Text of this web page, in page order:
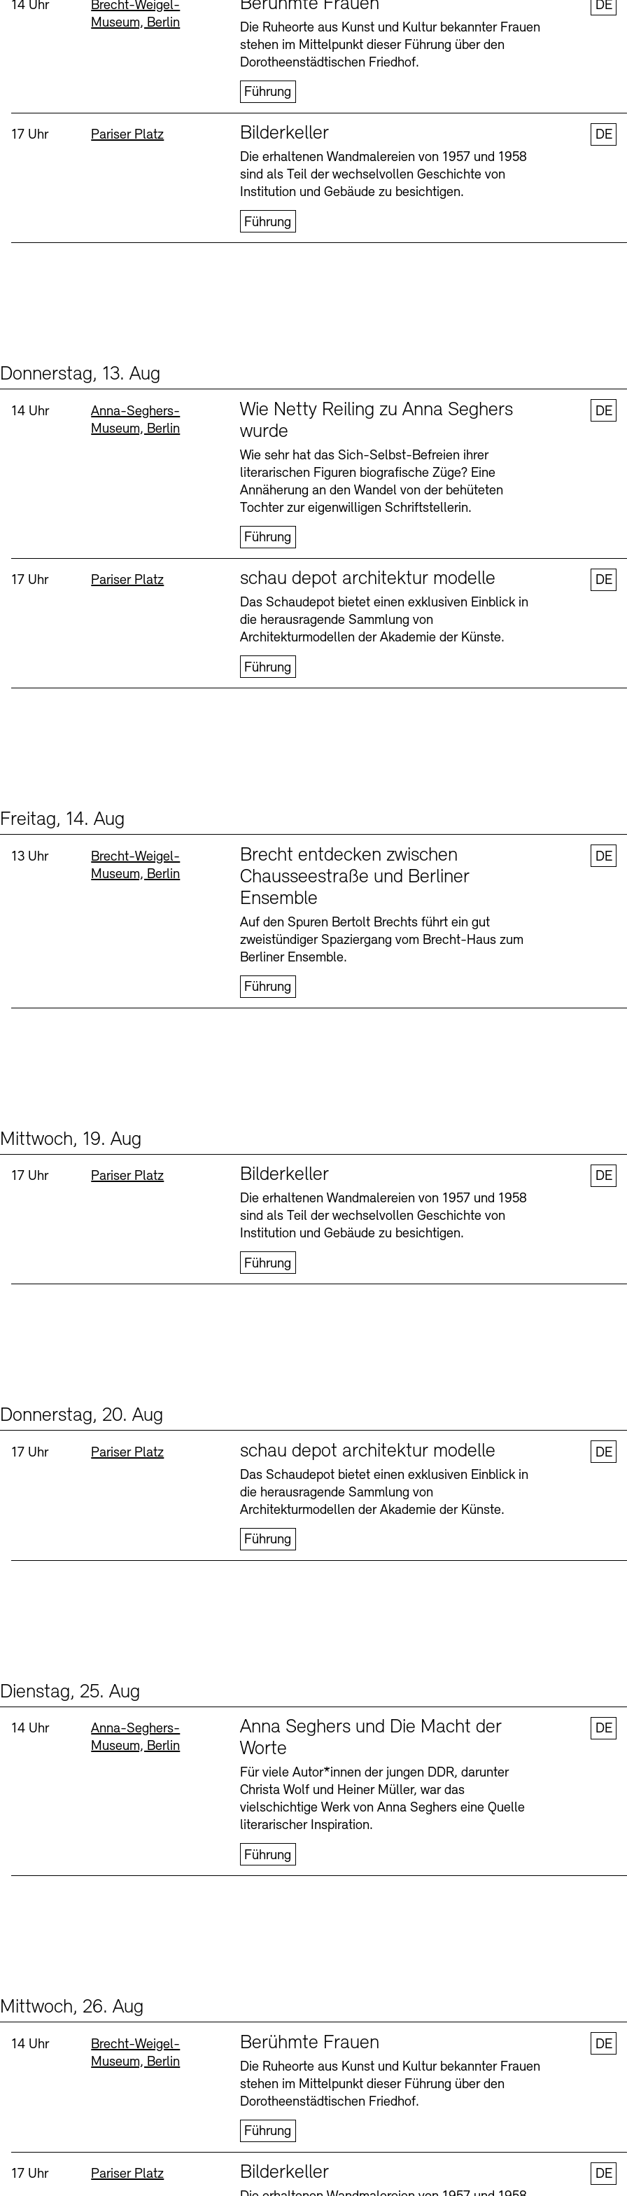
Buchläden
Öffnungszeiten Barrierefreiheit Newsletter
Vermittlungsprogramm
Öffnungszeiten Barrierefreiheit Newsletter
Uhrzeit:
14 Uhr Standort
Brecht-Weigel-
Museum, Berlin
Die Ruheorte aus Kunst und Kultur bekannter Frauen
stehen im Mittelpunkt dieser Führung über den
Dorotheenstädtischen Friedhof.
Führung
DE
Uhrzeit:
17 Uhr Standort
Pariser Platz Bilderkeller
Die erhaltenen Wandmalereien von 1957 und 1958
sind als Teil der wechselvollen Geschichte von
Institution und Gebäude zu besichtigen.
Führung
DE
Donnerstag, 13. Aug
Uhrzeit:
14 Uhr Standort
Anna-Seghers-
Museum, Berlin
Wie Netty Reiling zu Anna Seghers
wurde
Wie sehr hat das Sich-Selbst-Befreien ihrer
literarischen Figuren biografische Züge? Eine
Annäherung an den Wandel von der behüteten
Tochter zur eigenwilligen Schriftstellerin.
Führung
DE
Uhrzeit:
17 Uhr Standort
Pariser Platz schau depot architektur modelle
Das Schaudepot bietet einen exklusiven Einblick in
die herausragende Sammlung von
Architekturmodellen der Akademie der Künste.
Führung
DE
Freitag, 14. Aug
Uhrzeit:
13 Uhr Standort
Brecht-Weigel-
Museum, Berlin
Brecht entdecken zwischen
Chausseestraße und Berliner
Ensemble
Auf den Spuren Bertolt Brechts führt ein gut
zweistündiger Spaziergang vom Brecht-Haus zum
Berliner Ensemble.
Führung
DE
Mittwoch, 19. Aug
Uhrzeit:
17 Uhr Standort
Pariser Platz Bilderkeller
Die erhaltenen Wandmalereien von 1957 und 1958
sind als Teil der wechselvollen Geschichte von
Institution und Gebäude zu besichtigen.
Führung
DE
Donnerstag, 20. Aug
Uhrzeit:
17 Uhr Standort
Pariser Platz schau depot architektur modelle
Das Schaudepot bietet einen exklusiven Einblick in
die herausragende Sammlung von
Architekturmodellen der Akademie der Künste.
Führung
DE
Dienstag, 25. Aug
Uhrzeit:
14 Uhr Standort
Anna-Seghers-
Museum, Berlin
Anna Seghers und Die Macht der
Worte
Für viele Autor*innen der jungen DDR, darunter
Christa Wolf und Heiner Müller, war das
vielschichtige Werk von Anna Seghers eine Quelle
literarischer Inspiration.
Führung
DE
Mittwoch, 26. Aug
Uhrzeit:
14 Uhr Standort
Brecht-Weigel-
Museum, Berlin
Berühmte Frauen
Die Ruheorte aus Kunst und Kultur bekannter Frauen
stehen im Mittelpunkt dieser Führung über den
Dorotheenstädtischen Friedhof.
Führung
DE
Uhrzeit:
17 Uhr Standort
Pariser Platz Bilderkeller
DE